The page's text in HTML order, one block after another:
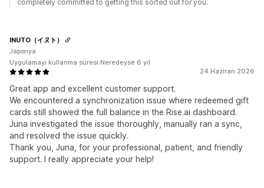
completely committed to getting this sorted out for you.
24 Haziran 2026
Great app and excellent customer support.
We encountered a synchronization issue where redeemed gift
cards still showed the full balance in the Rise.ai dashboard.
Juna investigated the issue thoroughly, manually ran a sync,
and resolved the issue quickly.
Thank you, Juna, for your professional, patient, and friendly
support. I really appreciate your help!
INUTO（イヌト）
Japonya
Uygulamayı kullanma süresi:Neredeyse 6 yıl